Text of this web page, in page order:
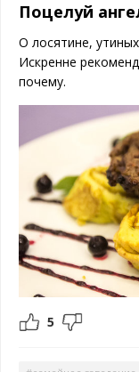
Поцелуй
О лосятине,
Искренне
почему.
5